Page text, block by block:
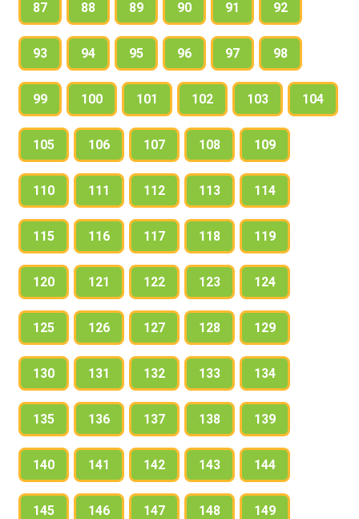
87 88 89 90 91 92
93 94 95 96 97 98
99 100 101 102 103 104
105 106 107 108 109
110 111 112 113 114
115 116 117 118 119
120 121 122 123 124
125 126 127 128 129
130 131 132 133 134
135 136 137 138 139
140 141 142 143 144
145 146 147 148 149